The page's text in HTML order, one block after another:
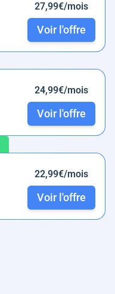
27,99€/mois
Voir l'offre
24,99€/mois
Voir l'offre
22,99€/mois
Voir l'offre